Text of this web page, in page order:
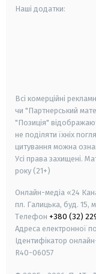
Наші додатки:
Всі комерційні
чи "Партнерський
"Позиція"
не поділяти їхніх
цитування можна
Усі права захищені.
року (21+)
Онлайн-медіа «24
пл. Галицька, буд. 15,
Телефон +380 (32)
Адреса електронної
Ідентифікатор
R40-06057